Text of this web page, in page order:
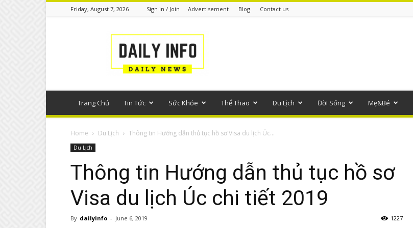
Friday, August 7, 2026 Sign in / Join Advertisement Blog Contact us
thông
Trang Chủ Tin Tức Sức Khỏe Thể Thao Du Lịch Đời Sống Mẹ&Bé
Home Du Lịch Thông tin Hướng dẫn thủ tục hồ sơ Visa du lịch Úc...
Du Lịch
Thông tin Hướng dẫn thủ tục hồ sơ
Visa du lịch Úc chi tiết 2019
By dailyinfo - June 6, 2019 1227